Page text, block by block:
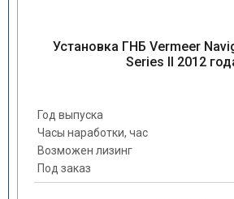
Установка ГНБ Vermeer
Series II 2012
Год выпуска
Часы наработки, час
Возможен лизинг
Под заказ